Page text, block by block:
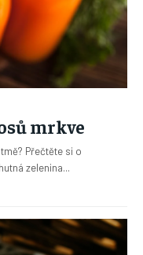
mrkve
Přečtěte si o
zelenina...